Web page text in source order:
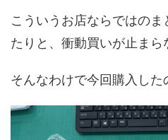
こういうお店ならではの
たりと、衝動買いが止まら
そんなわけで今回購入した